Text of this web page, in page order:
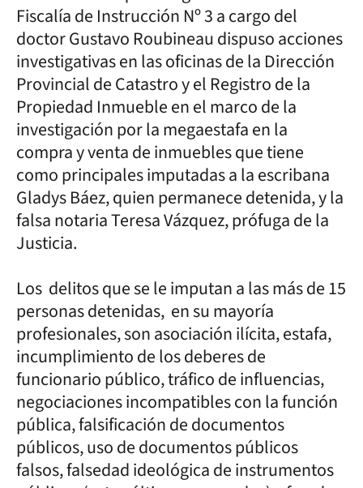
Fiscalía de Instrucción Nº 3 a cargo del
doctor Gustavo Roubineau dispuso acciones
investigativas en las oficinas de la Dirección
Provincial de Catastro y el Registro de la
Propiedad Inmueble en el marco de la
investigación por la megaestafa en la
compra y venta de inmuebles que tiene
como principales imputadas a la escribana
Gladys Báez, quien permanece detenida, y la
falsa notaria Teresa Vázquez, prófuga de la
Justicia.
Los delitos que se le imputan a las más de 15
personas detenidas, en su mayoría
profesionales, son asociación ilícita, estafa,
incumplimiento de los deberes de
funcionario público, tráfico de influencias,
negociaciones incompatibles con la función
pública, falsificación de documentos
públicos, uso de documentos públicos
falsos, falsedad ideológica de instrumentos